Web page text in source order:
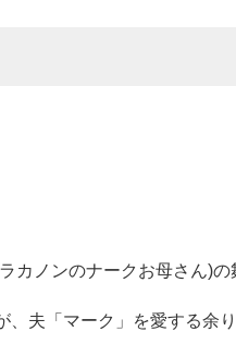
カノンのナークお母さん)の
夫「マーク」を愛する